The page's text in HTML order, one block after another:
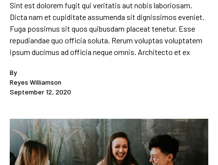
Sint est dolorem fugit qui veritatis aut nobis laboriosam.
Dicta nam et cupiditate assumenda sit dignissimos eveniet.
Fuga possimus sit quos quibusdam placeat tenetur. Esse
repudiandae quo officia soluta. Rerum voluptas voluptatem
ipsum ducimus ad officia neque omnis. Architecto et ex
By
Reyes Williamson
September 12, 2020